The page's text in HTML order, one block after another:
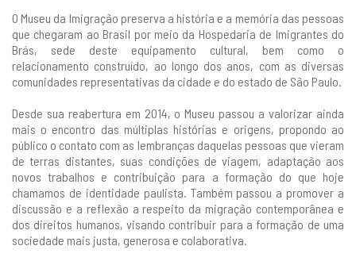
O Museu da Imigração preserva a história e a memória das pessoas
que chegaram ao Brasil por meio da Hospedaria de Imigrantes do
Brás, sede deste equipamento cultural, bem como o
relacionamento construído, ao longo dos anos, com as diversas
comunidades representativas da cidade e do estado de São Paulo.
Desde sua reabertura em 2014, o Museu passou a valorizar ainda
mais o encontro das múltiplas histórias e origens, propondo ao
público o contato com as lembranças daquelas pessoas que vieram
de terras distantes, suas condições de viagem, adaptação aos
novos trabalhos e contribuição para a formação do que hoje
chamamos de identidade paulista. Também passou a promover a
discussão e a reflexão a respeito da migração contemporânea e
dos direitos humanos, visando contribuir para a formação de uma
sociedade mais justa, generosa e colaborativa.